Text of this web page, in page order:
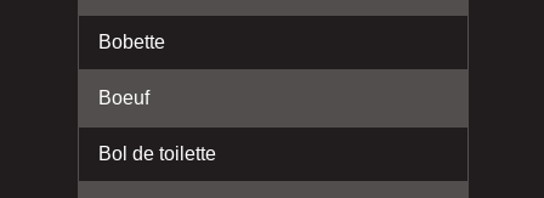
Bobette
Boeuf
Bol de toilette